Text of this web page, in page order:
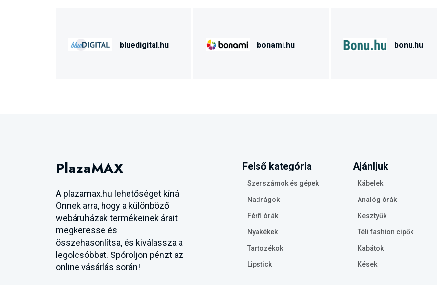
bluedigital.hu bonami.hu bonu.hu
PlazaMAX
A plazamax.hu lehetőséget kínál
Önnek arra, hogy a különböző
webáruházak termékeinek árait
megkeresse és
összehasonlítsa, és kiválassza a
legolcsóbbat. Spóroljon pénzt az
online vásárlás során!
Felső kategória
Szerszámok és gépek
Nadrágok
Férfi órák
Nyakékek
Tartozékok
Lipstick
Ajánljuk
Kábelek
Analóg órák
Kesztyűk
Téli fashion cipők
Kabátok
Kések